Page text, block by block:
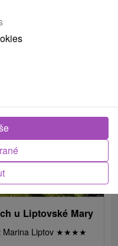
/noc/osoba
u Liptovské Mary
Liptov ★★★★